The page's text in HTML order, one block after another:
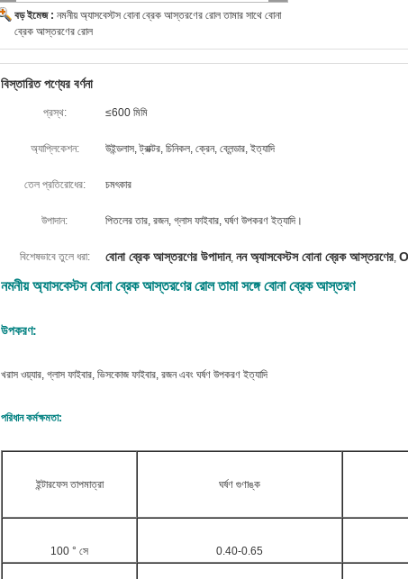
বড় ইমেজ : নমনীয় অ্যাসবেস্টস বোনা ব্রেক আস্তরণের রোল তামার সাথে বোনা
ব্রেক আস্তরণের রোল
বিস্তারিত পণ্যের বর্ণনা
প্রস্থ: ≤600 মিমি
অ্যাপ্লিকেশন: উইন্ডলাস, ট্রাক্টর, চিনিকল, ক্রেন, ব্লেন্ডার, ইত্যাদি
তেল প্রতিরোধের: চমৎকার
উপাদান: পিতলের তার, রজন, গ্লাস ফাইবার, ঘর্ষণ উপকরণ ইত্যাদি।
বিশেষভাবে তুলে ধরা: বোনা ব্রেক আস্তরণের উপাদান, নন অ্যাসবেস্টস বোনা ব্রেক আস্তরণের,
নমনীয় অ্যাসবেস্টস বোনা ব্রেক আস্তরণের রোল তামা সঙ্গে বোনা ব্রেক আস্তরণ
উপকরণ:
খরাস ওয়্যার, গ্লাস ফাইবার, ভিসকোজ ফাইবার, রজন এবং ঘর্ষণ উপকরণ ইত্যাদি
পরিধান কর্মক্ষমতা:
ইন্টারফেস তাপমাত্রা ঘর্ষণ গুণাঙ্ক
100 ° সে 0.40-0.65